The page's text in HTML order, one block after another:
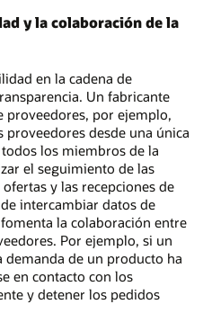
y la colaboración de la
en la cadena de
Un fabricante
proveedores, por ejemplo,
proveedores desde una única
los miembros de la
el seguimiento de las
y las recepciones de
intercambiar datos de
la colaboración entre
Por ejemplo, si un
de un producto ha
en contacto con los
y detener los pedidos